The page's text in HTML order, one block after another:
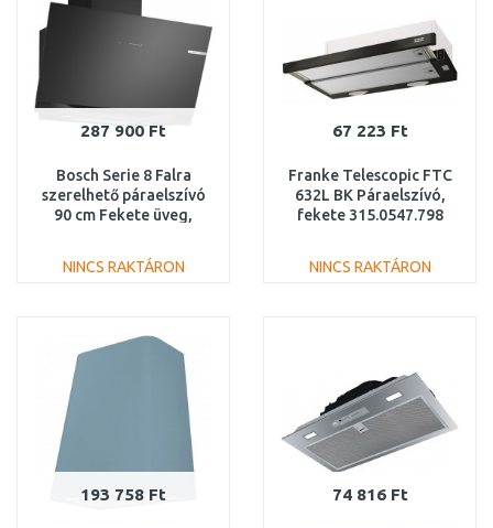
287 900 Ft
Bosch Serie 8 Falra
szerelhető páraelszívó
90 cm Fekete üveg,
NINCS RAKTÁRON
Összehasonlítás
67 223 Ft
Franke Telescopic FTC
632L BK Páraelszívó,
fekete 315.0547.798
NINCS RAKTÁRON
193 758 Ft 74 816 Ft